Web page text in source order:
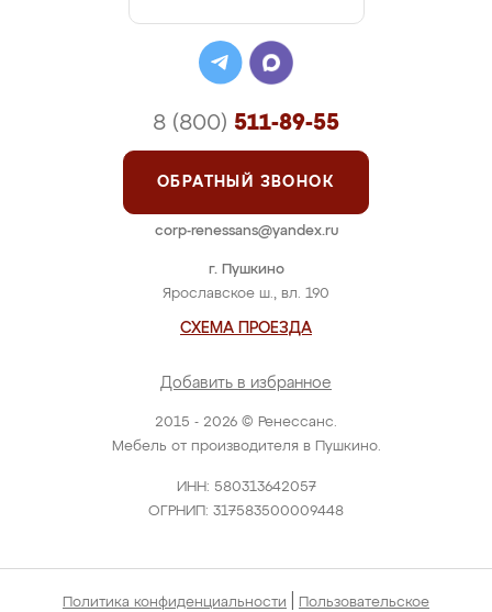
2015 - 2026 © Ренессанс.
Мебель от производителя в Пушкино.
ИНН: 580313642057
ОГРНИП: 317583500009448
г. Пушкино
Ярославское ш., вл. 190
СХЕМА ПРОЕЗДА
Добавить в избранное
8 (800) 511-89-55
ОБРАТНЫЙ ЗВОНОК
corp-renessans@yandex.ru
Политика конфиденциальности Пользовательское